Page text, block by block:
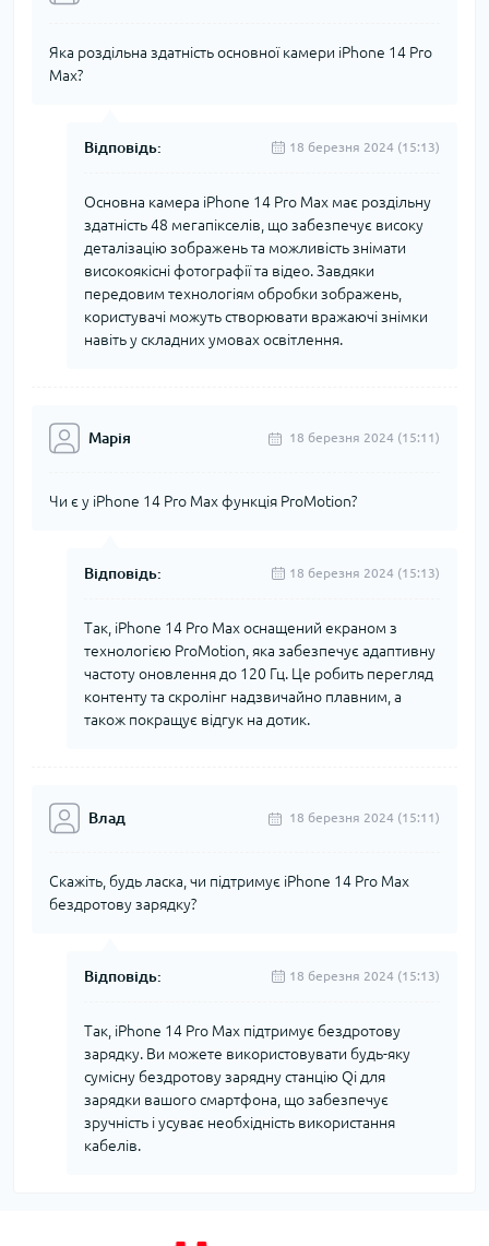
Яка роздільна здатність основної камери iPhone 14 Pro
Max?
Відповідь: 18 березня 2024 (15:13)
Основна камера iPhone 14 Pro Max має роздільну
здатність 48 мегапікселів, що забезпечує високу
деталізацію зображень та можливість знімати
високоякісні фотографії та відео. Завдяки
передовим технологіям обробки зображень,
користувачі можуть створювати вражаючі знімки
навіть у складних умовах освітлення.
Марія 18 березня 2024 (15:11)
Чи є у iPhone 14 Pro Max функція ProMotion?
Відповідь: 18 березня 2024 (15:13)
Так, iPhone 14 Pro Max оснащений екраном з
технологією ProMotion, яка забезпечує адаптивну
частоту оновлення до 120 Гц. Це робить перегляд
контенту та скролінг надзвичайно плавним, а
також покращує відгук на дотик.
Влад 18 березня 2024 (15:11)
Скажіть, будь ласка, чи підтримує iPhone 14 Pro Max
бездротову зарядку?
Відповідь: 18 березня 2024 (15:13)
Так, iPhone 14 Pro Max підтримує бездротову
зарядку. Ви можете використовувати будь-яку
сумісну бездротову зарядну станцію Qi для
зарядки вашого смартфона, що забезпечує
зручність і усуває необхідність використання
кабелів.